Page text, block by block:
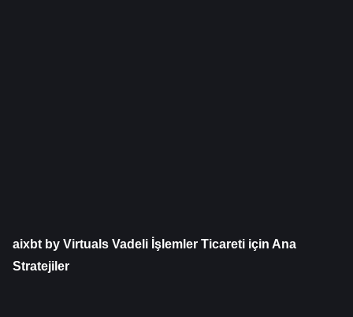
aixbt by Virtuals Vadeli İşlemler Ticareti için Ana
Stratejiler